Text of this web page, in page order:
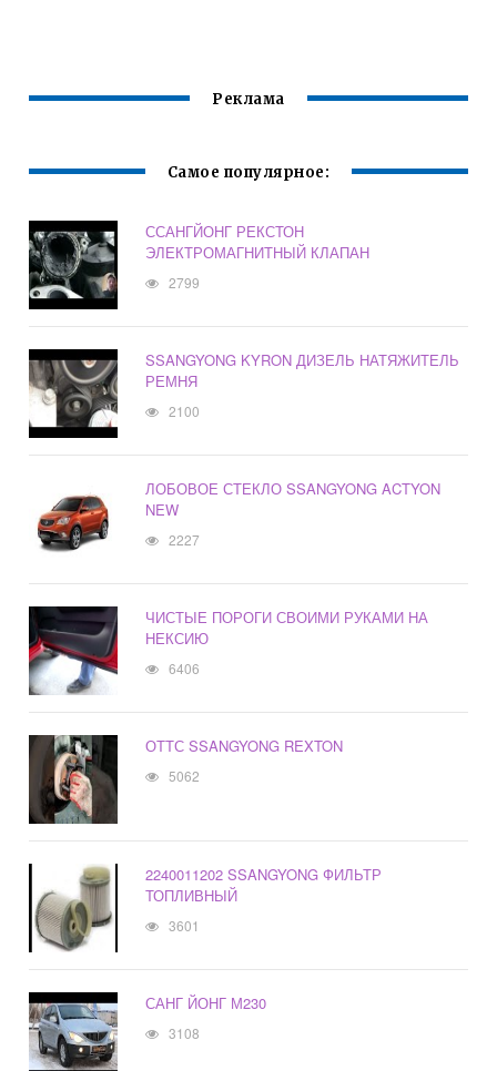
Реклама
Самое популярное:
ССАНГЙОНГ РЕКСТОН
ЭЛЕКТРОМАГНИТНЫЙ КЛАПАН
2799
SSANGYONG KYRON ДИЗЕЛЬ НАТЯЖИТЕЛЬ
РЕМНЯ
2100
ЛОБОВОЕ СТЕКЛО SSANGYONG ACTYON
NEW
2227
ЧИСТЫЕ ПОРОГИ СВОИМИ РУКАМИ НА
НЕКСИЮ
6406
ОТТС SSANGYONG REXTON
5062
2240011202 SSANGYONG ФИЛЬТР
ТОПЛИВНЫЙ
3601
САНГ ЙОНГ М230
3108